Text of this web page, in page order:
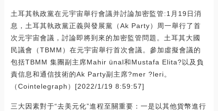
土耳其執政黨在元宇宙舉行會議并討論加密監管:1月19日消
息，土耳其執政黨正義與發展黨（Ak Party）周一舉行了首
次元宇宙會議，討論即將到來的加密監管問題。土耳其大國
民議會（TBMM）在元宇宙舉行首次會議。參加虛擬會議的
包括TBMM 集團副主席Mahir ünal和Mustafa Elita?以及負
責信息和通信技術的Ak Party副主席?mer ?leri。
（Cointelegraph）[2022/1/19 8:59:57]
三大因素對于“去美元化”進程至關重要：一是以其他貨幣進行